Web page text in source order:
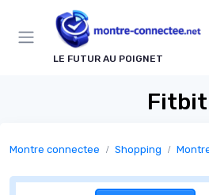
LE FUTUR AU POIGNET
Fitbit
Montre connectee Shopping
Panneau de gestion des cookies